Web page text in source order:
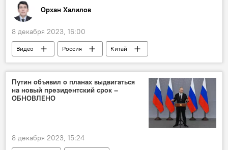
Орхан Халилов
8 декабря 2023, 16:00
Видео Россия
Китай
Экономика
Показатели ВВП
Владимир Путин
МУЛЬТИМЕДИА
Путин объявил о планах выдвигаться
на новый президентский срок –
ОБНОВЛЕНО
8 декабря 2023, 15:24